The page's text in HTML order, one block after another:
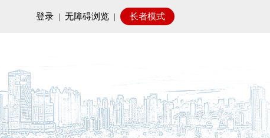
登录 | 无障碍浏览 | 长者模式